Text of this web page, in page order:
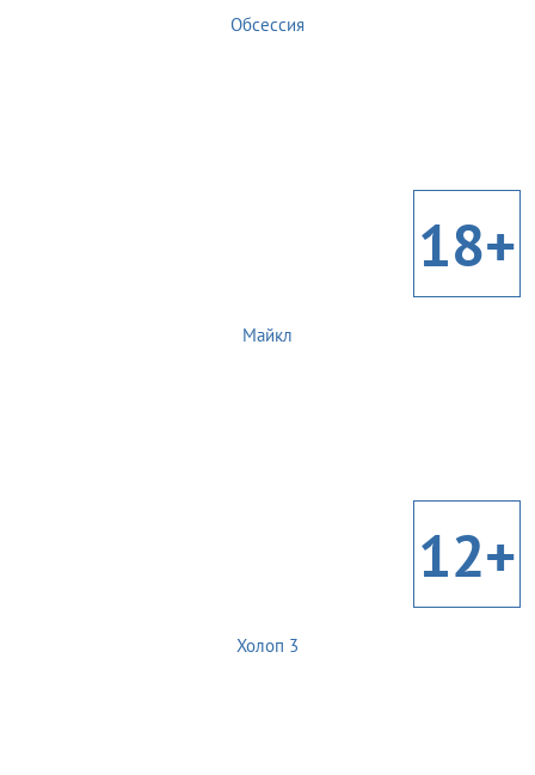
Обсессия
18+
Майкл
12+
Холоп 3